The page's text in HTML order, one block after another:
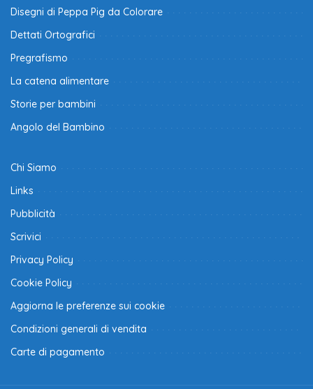
Disegni di Peppa Pig da Colorare
Dettati Ortografici
Pregrafismo
La catena alimentare
Storie per bambini
Angolo del Bambino
Chi Siamo
Links
Pubblicità
Scrivici
Privacy Policy
Cookie Policy
Aggiorna le preferenze sui cookie
Condizioni generali di vendita
Carte di pagamento